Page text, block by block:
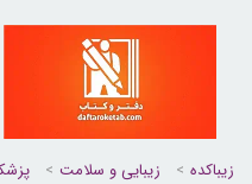
زیباکده زیبایی و سلامت